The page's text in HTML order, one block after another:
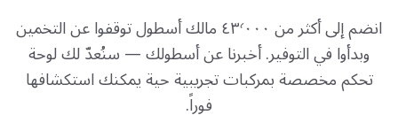
انضم إلى أكثر من ٤٣٬٠٠٠ مالك أسطول توقفوا عن التخمين
وبدأوا في التوفير. أخبرنا عن أسطولك — سنُعدّ لك لوحة
تحكم مخصصة بمركبات تجريبية حية يمكنك استكشافها
فوراً.